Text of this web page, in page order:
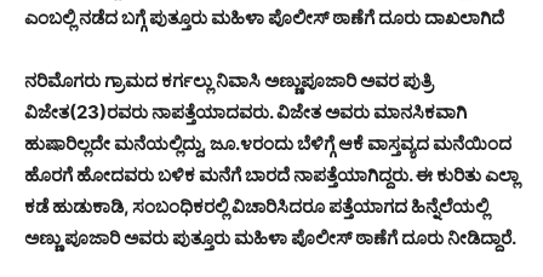
ಎಂಬಲ್ಲಿ ನಡೆದ ಬಗ್ಗೆ ಪುತ್ತೂರು ಮಹಿಳಾ ಪೊಲೀಸ್ ಠಾಣೆಗೆ ದೂರು ದಾಖಲಾಗಿದೆ
ನರಿಮೊಗರು ಗ್ರಾಮದ ಕರ್ಗಲ್ಲು ನಿವಾಸಿ ಅಣ್ಣುಪೂಜಾರಿ ಅವರ ಪುತ್ರಿ
ವಿಜೇತ(23)ರವರು ನಾಪತ್ತೆಯಾದವರು. ವಿಜೇತ ಅವರು ಮಾನಸಿಕವಾಗಿ
ಹುಷಾರಿಲ್ಲದೇ ಮನೆಯಲ್ಲಿದ್ದು, ಜೂ.೪ರಂದು ಬೆಳಿಗ್ಗೆ ಆಕೆ ವಾಸ್ತವ್ಯದ ಮನೆಯಿಂದ
ಹೊರಗೆ ಹೋದವರು ಬಳಿಕ ಮನೆಗೆ ಬಾರದೆ ನಾಪತ್ತೆಯಾಗಿದ್ದರು. ಈ ಕುರಿತು ಎಲ್ಲಾ
ಕಡೆ ಹುಡುಕಾಡಿ, ಸಂಬಂಧಿಕರಲ್ಲಿ ವಿಚಾರಿಸಿದರೂ ಪತ್ತೆಯಾಗದ ಹಿನ್ನೆಲೆಯಲ್ಲಿ
ಅಣ್ಣು ಪೂಜಾರಿ ಅವರು ಪುತ್ತೂರು ಮಹಿಳಾ ಪೊಲೀಸ್ ಠಾಣೆಗೆ ದೂರು ನೀಡಿದ್ದಾರೆ.